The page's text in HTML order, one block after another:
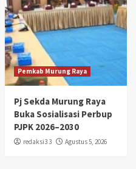
Pemkab Murung Raya
Pj Sekda Murung Raya
Buka Sosialisasi Perbup
PJPK 2026–2030
redaksi3 3 Agustus 5, 2026